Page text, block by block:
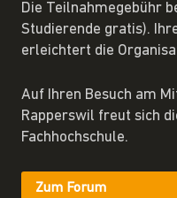
Die Teilnahmegebühr
Studierende gratis).
erleichtert die
Auf Ihren Besuch am
Rapperswil freut sich
Fachhochschule.
Zum Forum